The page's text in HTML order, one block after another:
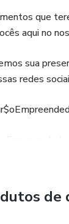
que
aqui no
sua
redes
Empreendedor
de